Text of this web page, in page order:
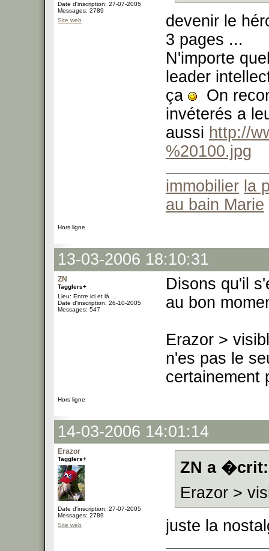
Date d'inscription: 27-07-2005
Messages: 2789
Site web
devenir le
3 pages ...
N'importe
leader
ça
On
invéterés a
aussi http://
%20100.jpg
immobilier la
au bain Marie
Hors ligne
13-03-2006 18:10:31
ZN
Tagglers+
Lieu: Entre ici et là ...
Date d'inscription: 26-10-2005
Messages: 547
Disons qu'il
au bon
Erazor >
n'es pas le
certainement
Hors ligne
14-03-2006 14:01:14
Erazor
Tagglers+
Date d'inscription: 27-07-2005
Messages: 2789
Site web
ZN a �crit:
Erazor >
juste la